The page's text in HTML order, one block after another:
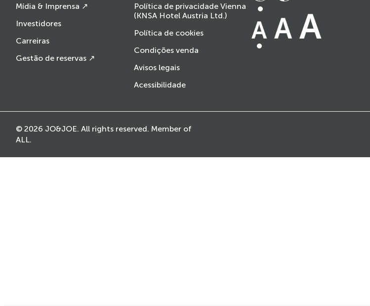
Mídia & Imprensa ↗
Investidores
Carreiras
Gestão de reservas ↗
Política de privacidade Vienna
(KNSA Hotel Austria Ltd.)
Política de cookies
Condições venda
Avisos legais
Acessibilidade
© 2026 JO&JOE. All rights reserved. Member of
ALL.